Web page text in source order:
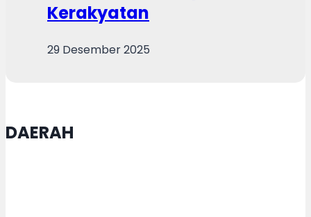
Kerakyatan
29 Desember 2025
DAERAH